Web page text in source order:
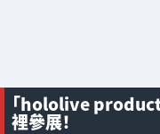
「hololive
裡參展！